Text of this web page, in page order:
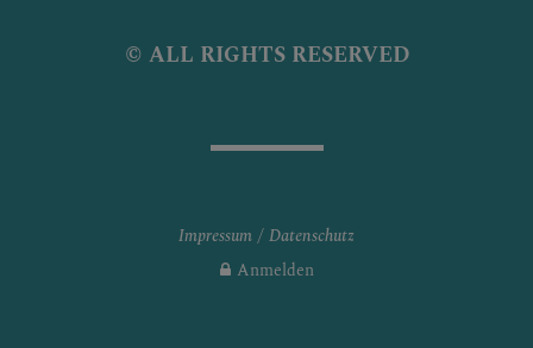
© ALL RIGHTS RESERVED
Impressum
Datenschutz
Anmelden